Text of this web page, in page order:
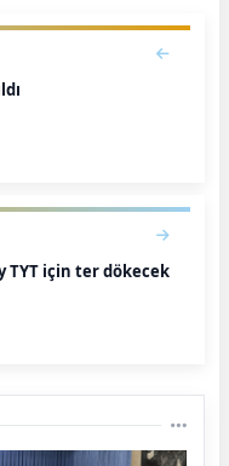
TYT için ter dökecek